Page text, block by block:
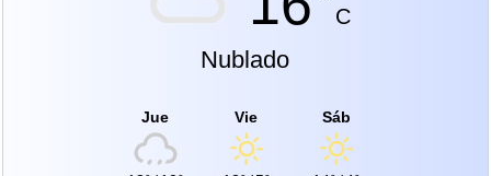
C
Nublado
Jue Vie Sáb